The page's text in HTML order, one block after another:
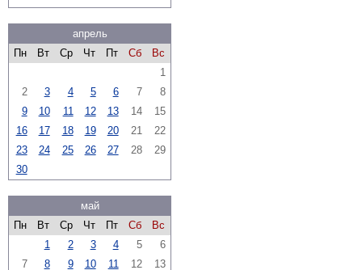
апрель
Пн
Вт Ср Чт Пт Сб
Вс
1
2
3 4 5 6 7
8
9
10 11 12 13 14
15
16
17 18 19 20 21
22
23
24 25 26 27 28
29
30
май
Пн
Вт Ср Чт Пт Сб
Вс
1
2 3 4 5
6
7
8 9 10 11 12
13